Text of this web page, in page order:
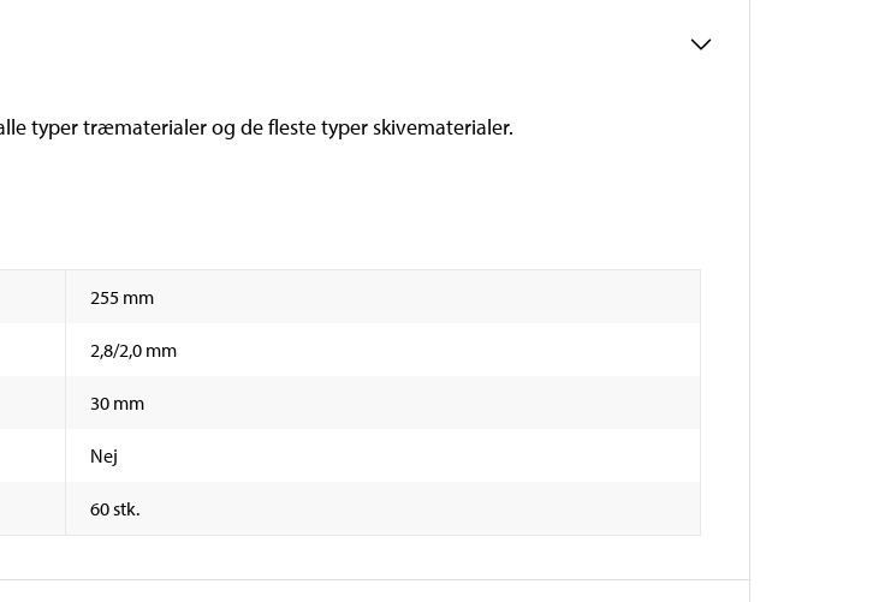
typer træmaterialer og de fleste typer skivematerialer.
255 mm
2,8/2,0 mm
30 mm
Nej
60 stk.